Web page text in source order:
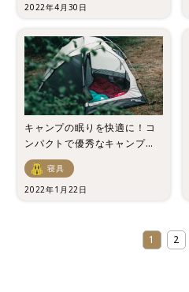
2022年4月30日
キャンプの眠りを快適に！コ
ンパクトで優秀なキャンプ用
枕7選！
寝具
2022年1月22日
1 2